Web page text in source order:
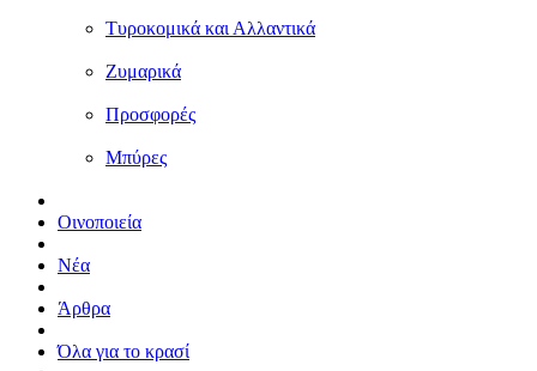
Τυροκομικά και Αλλαντικά
Ζυμαρικά
Προσφορές
Μπύρες
Οινοποιεία
Νέα
Άρθρα
Όλα για το κρασί